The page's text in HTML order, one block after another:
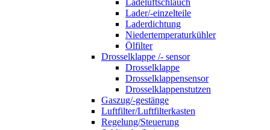
Ladeluftschlauch
Lader/-einzelteile
Laderdichtung
Niedertemperaturkühler
Ölfilter
Drosselklappe /- sensor
Drosselklappe
Drosselklappensensor
Drosselklappenstutzen
Gaszug/-gestänge
Luftfilter/Luftfilterkasten
Regelung/Steuerung